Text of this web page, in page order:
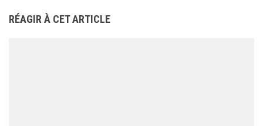
RÉAGIR À CET ARTICLE